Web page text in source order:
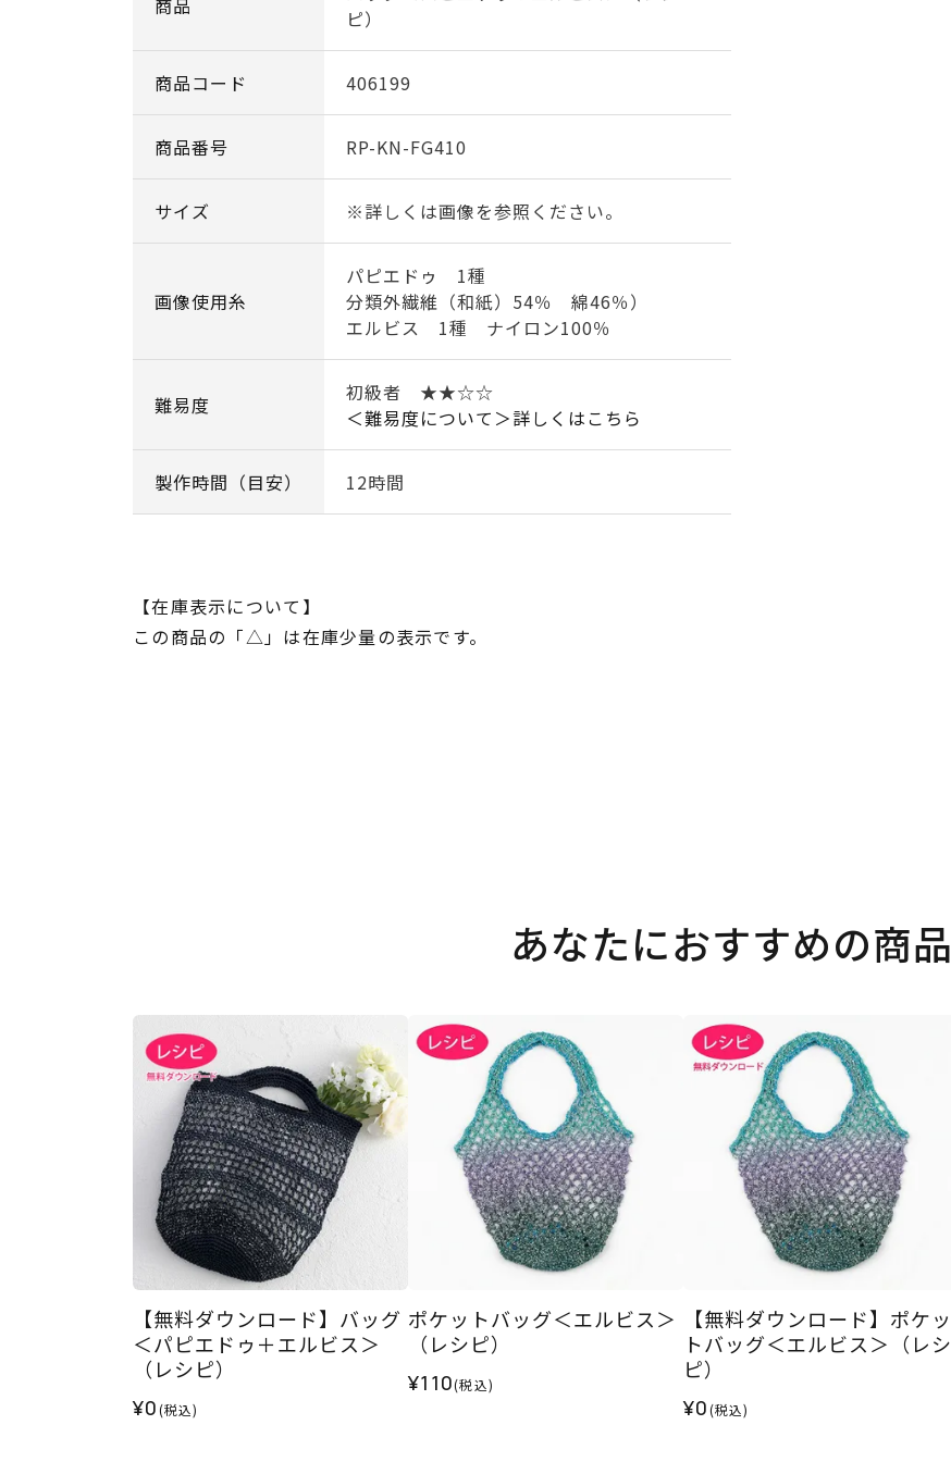
商品
ピ）
商品コード 406199
商品番号 RP-KN-FG410
サイズ ※詳しくは画像を参照ください。
画像使用糸
パピエドゥ 1種
分類外繊維（和紙）54％ 綿46％）
エルビス 1種 ナイロン100％
難易度
初級者 ★★☆☆
＜難易度について＞詳しくはこちら
製作時間（目安） 12時間
【在庫表示について】
この商品の「△」は在庫少量の表示です。
あなたにおすすめの商品
【無料ダウンロード】バッグ
＜パピエドゥ＋エルビス＞
（レシピ）
¥0(税込)
ポケットバッグ＜エルビス＞
（レシピ）
¥110(税込)
【無料ダウンロード】ポケッ
トバッグ＜エルビス＞（レシ
ピ）
¥0(税込)